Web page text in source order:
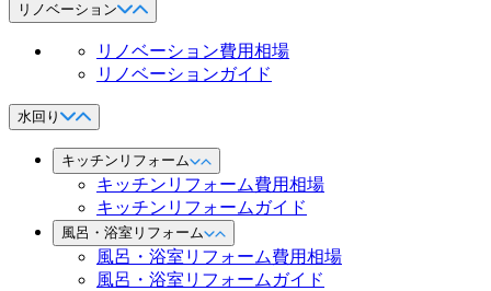
リノベーション
リノベーション費用相場
リノベーションガイド
水回り
キッチンリフォーム
キッチンリフォーム費用相場
キッチンリフォームガイド
風呂・浴室リフォーム
風呂・浴室リフォーム費用相場
風呂・浴室リフォームガイド